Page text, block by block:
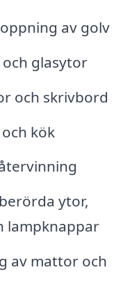
av golv
glasytor
och skrivbord
kök
ytor,
lampknappar
av mattor och